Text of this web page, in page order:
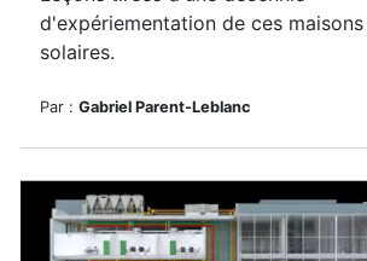
d'expériementation de ces maisons
solaires.
Par : Gabriel Parent-Leblanc